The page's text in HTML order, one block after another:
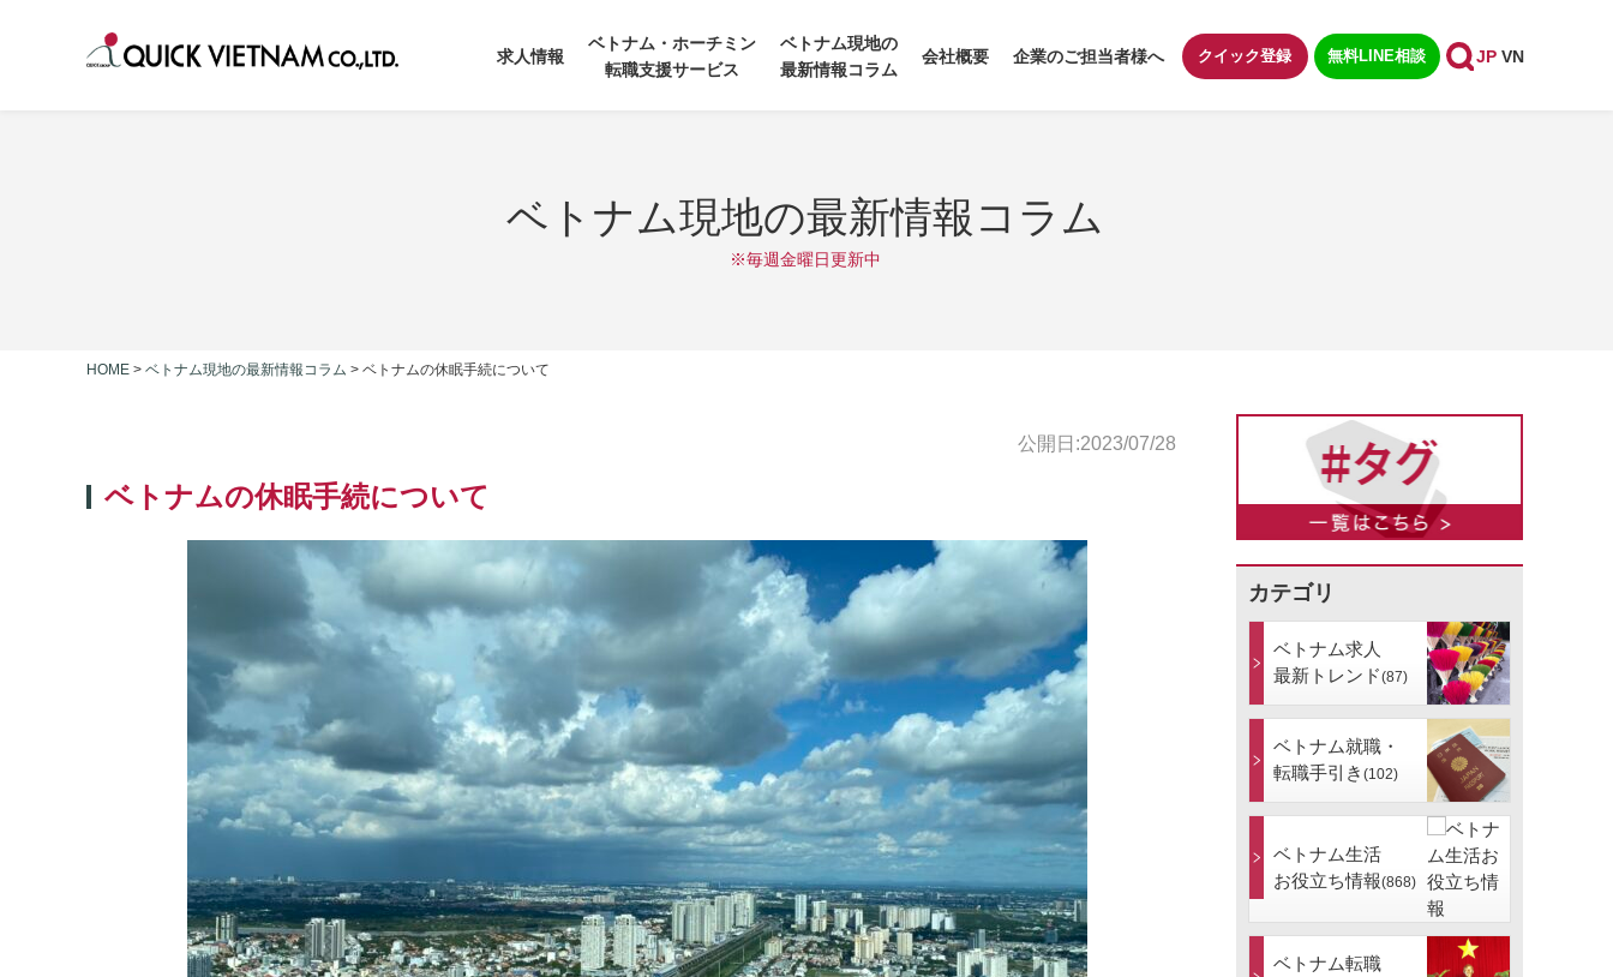
求人情報
ベトナム・ホーチミン
転職支援サービス
ベトナム現地の
最新情報コラム
会社概要 企業のご担当者様へ クイック登録 無料LINE相談 JP VN
ベトナム現地の最新情報コラム
※毎週金曜日更新中
HOME > ベトナム現地の最新情報コラム > ベトナムの休眠手続について
公開日:2023/07/28
ベトナムの休眠手続について
カテゴリ
ベトナム求人
最新トレンド(87)
ベトナム就職・
転職手引き (102)
ベトナム生活
お役立ち情報(868)
ベトナム転職